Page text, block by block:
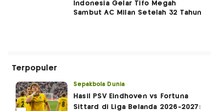
Indonesia Gelar Tifo Megah
Sambut AC Milan Setelah 32 Tahun
Terpopuler
Sepakbola Dunia
Hasil PSV Eindhoven vs Fortuna
Sittard di Liga Belanda 2026-2027: